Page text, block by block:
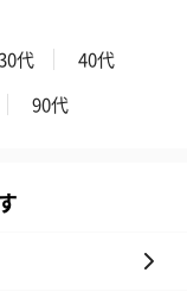
代
40代
90代